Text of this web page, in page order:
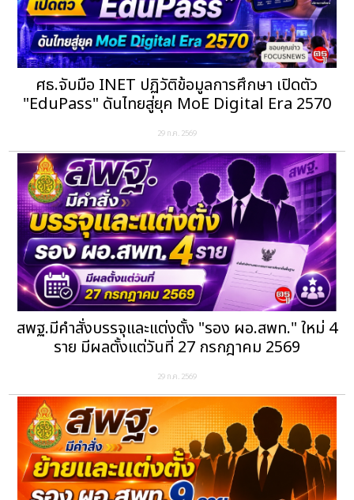
ศธ.จับมือ INET ปฏิวัติข้อมูลการศึกษา เปิดตัว
"EduPass" ดันไทยสู่ยุค MoE Digital Era 2570
29 ก.ค. 2569
สพฐ.มีคำสั่งบรรจุและแต่งตั้ง "รอง ผอ.สพท." ใหม่ 4
ราย มีผลตั้งแต่วันที่ 27 กรกฎาคม 2569
29 ก.ค. 2569